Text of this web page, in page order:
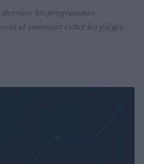
derrière les programmes
et comment éviter les pièges.